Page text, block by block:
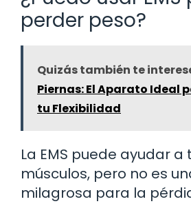
perder peso?
Quizás también te
Piernas: El Aparato Ideal
tu Flexibilidad
La EMS puede ayudar a
músculos, pero no es
milagrosa para la